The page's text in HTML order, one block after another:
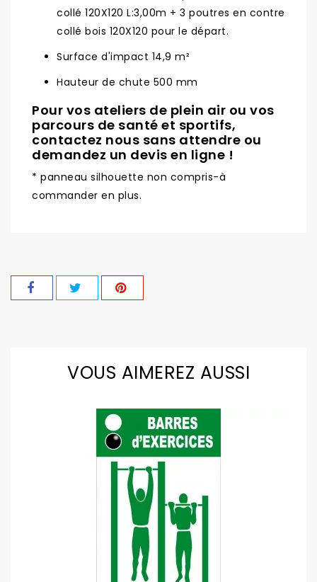
collé 120X120 L:3,00m + 3 poutres en contre
collé bois 120X120 pour le départ.
Surface d'impact 14,9 m²
Hauteur de chute 500 mm
Pour vos ateliers de plein air ou vos
parcours de santé et sportifs,
contactez nous sans attendre ou
demandez un devis en ligne !
* panneau silhouette non compris-à
commander en plus.
VOUS AIMEREZ AUSSI